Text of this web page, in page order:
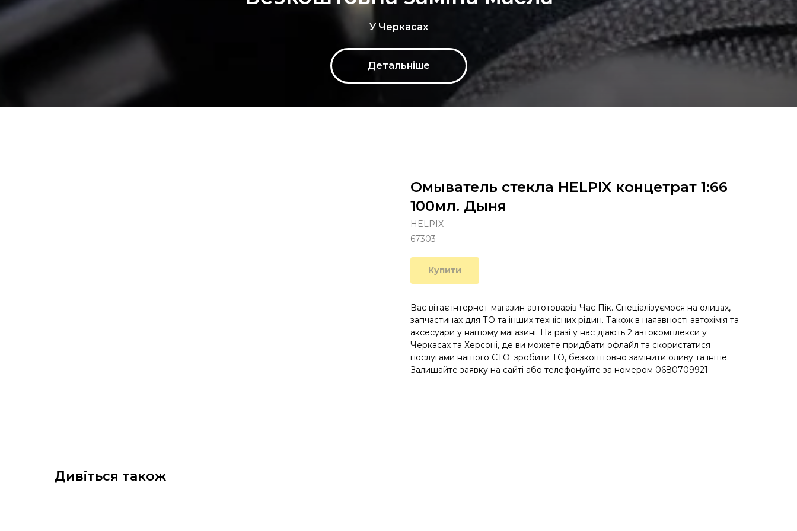
У Черкасах
Детальніше
Омыватель стекла HELPIX концетрат 1:66
100мл. Дыня
HELPIX
67303
Купити
Вас вітає інтернет-магазин автотоварів Час Пік. Спеціалізуємося на оливах,
запчастинах для ТО та інших технісних рідин. Також в наяавності автохімія та
аксесуари у нашому магазині. На разі у нас діають 2 автокомплекси у
Черкасах та Херсоні, де ви можете придбати офлайл та скористатися
послугами нашого СТО: зробити ТО, безкоштовно замінити оливу та інше.
Залишайте заявку на сайті або телефонуйте за номером 0680709921
Дивіться також